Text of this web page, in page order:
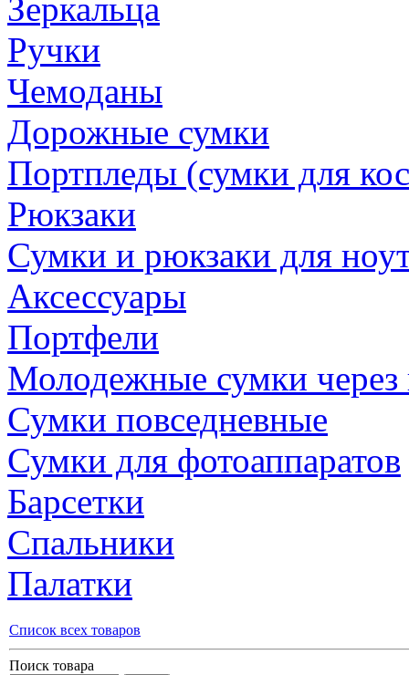
Зеркальца
Ручки
Чемоданы
Дорожные сумки
Портпледы (сумки для
Рюкзаки
Сумки и рюкзаки для
Аксессуары
Портфели
Молодежные сумки через
Сумки повседневные
Сумки для фотоаппаратов
Барсетки
Спальники
Палатки
Список всех товаров
Поиск товара